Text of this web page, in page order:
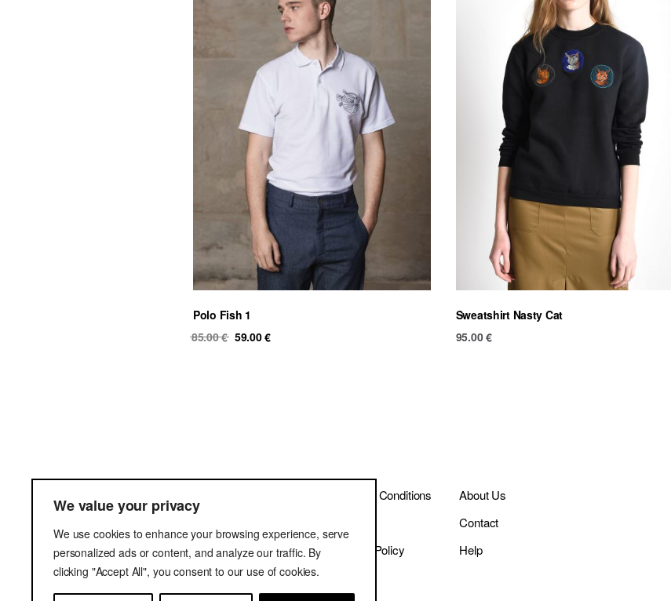
We value your privacy
We use cookies to enhance your browsing experience, serve
personalized ads or content, and analyze our traffic. By
clicking "Accept All", you consent to our use of cookies.
Polo Fish 1
85.00€ Original
59.00€
Sweatshirt Nasty Cat
95.00€
Terms & Conditions
Privacy Policy
About Us
Contact
Help